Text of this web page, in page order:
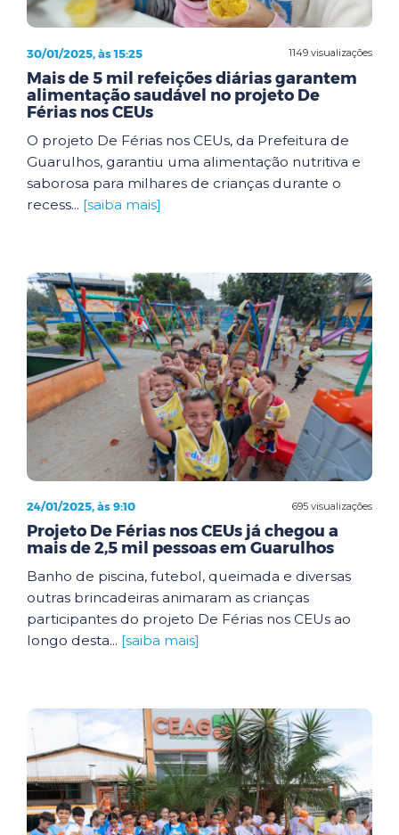
1149 visualizações
30/01/2025, às 15:25
Mais de 5 mil refeições diárias garantem
alimentação saudável no projeto De
Férias nos CEUs
O projeto De Férias nos CEUs, da Prefeitura de
Guarulhos, garantiu uma alimentação nutritiva e
saborosa para milhares de crianças durante o
recess... [saiba mais]
695 visualizações
24/01/2025, às 9:10
Projeto De Férias nos CEUs já chegou a
mais de 2,5 mil pessoas em Guarulhos
Banho de piscina, futebol, queimada e diversas
outras brincadeiras animaram as crianças
participantes do projeto De Férias nos CEUs ao
longo desta... [saiba mais]